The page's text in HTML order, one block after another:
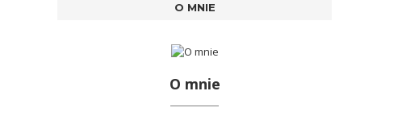
O MNIE
O mnie